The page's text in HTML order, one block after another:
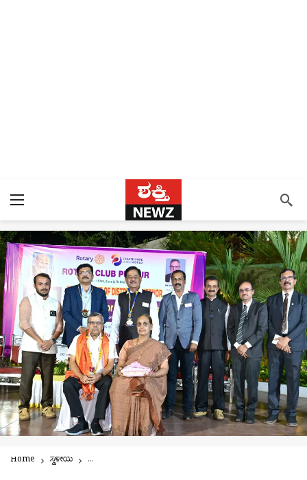
Home ಸ್ಥಳೀಯ ಸಮಾಜಸೇವೆಯ ಸಂತೃಪ್ತಿ ಅಗಣಿತ: ಎಚ್.ಆರ್. ಕೇಶವ್ |ರೋಟರಿ ಗವರ್ನರ್